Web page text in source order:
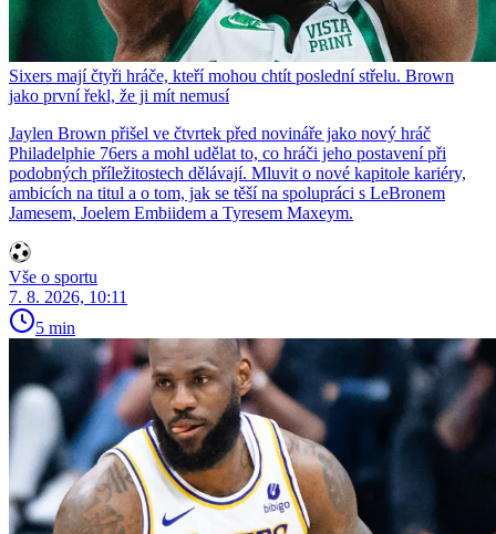
Sixers mají čtyři hráče, kteří mohou chtít poslední střelu. Brown
jako první řekl, že ji mít nemusí
Jaylen Brown přišel ve čtvrtek před novináře jako nový hráč
Philadelphie 76ers a mohl udělat to, co hráči jeho postavení při
podobných příležitostech dělávají. Mluvit o nové kapitole kariéry,
ambicích na titul a o tom, jak se těší na spolupráci s LeBronem
Jamesem, Joelem Embiidem a Tyresem Maxeym.
Vše o sportu
7. 8. 2026, 10:11
5 min